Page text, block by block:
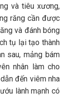
và tiêu xương,
răng cần được
và đánh bóng
tụ lại tạo thành
sau, mảng bám
nhân làm cho
đến viêm nha
lành mạnh có